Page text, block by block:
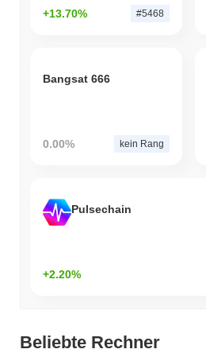
+13.70% #5468
Bangsat 666
0.00% kein Rang
Pulsechain
+2.20%
Beliebte Rechner